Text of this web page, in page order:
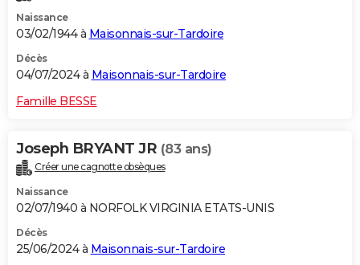
Naissance
03/02/1944 à Maisonnais-sur-Tardoire
Décès
04/07/2024 à Maisonnais-sur-Tardoire
Famille BESSE
Joseph BRYANT JR (83 ans)
Créer une cagnotte obsèques
Naissance
02/07/1940 à NORFOLK VIRGINIA ETATS-UNIS
Décès
25/06/2024 à Maisonnais-sur-Tardoire